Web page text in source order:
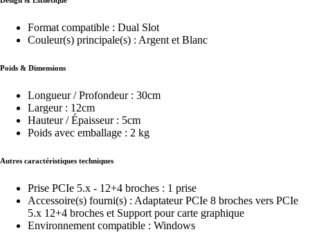
Format compatible : Dual Slot
Couleur(s) principale(s) : Argent et Blanc
Poids & Dimensions
Longueur / Profondeur : 30cm
Largeur : 12cm
Hauteur / Épaisseur : 5cm
Poids avec emballage : 2 kg
Autres caractéristiques techniques
Prise PCIe 5.x - 12+4 broches : 1 prise
Accessoire(s) fourni(s) : Adaptateur PCIe 8 broches vers PCIe
5.x 12+4 broches et Support pour carte graphique
Environnement compatible : Windows